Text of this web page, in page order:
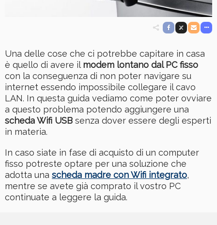
Una delle cose che ci potrebbe capitare in casa
è quello di avere il modem lontano dal PC fisso
con la conseguenza di non poter navigare su
internet essendo impossibile collegare il cavo
LAN. In questa guida vediamo come poter ovviare
a questo problema potendo aggiungere una
scheda Wifi USB senza dover essere degli esperti
in materia.
In caso siate in fase di acquisto di un computer
fisso potreste optare per una soluzione che
adotta una scheda madre con Wifi integrato,
mentre se avete già comprato il vostro PC
continuate a leggere la guida.